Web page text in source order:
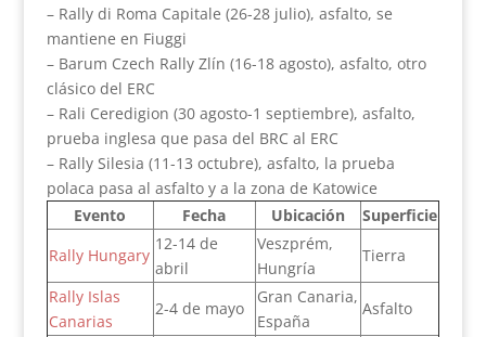
– Rally di Roma Capitale (26-28 julio), asfalto, se
mantiene en Fiuggi
– Barum Czech Rally Zlín (16-18 agosto), asfalto, otro
clásico del ERC
– Rali Ceredigion (30 agosto-1 septiembre), asfalto,
prueba inglesa que pasa del BRC al ERC
– Rally Silesia (11-13 octubre), asfalto, la prueba
polaca pasa al asfalto y a la zona de Katowice
Evento
Fecha Ubicación
Superficie
Rally Hungary
12-14 de
abril
Veszprém,
Hungría
Tierra
Rally Islas
Canarias
2-4 de mayo
Gran Canaria,
España
Asfalto